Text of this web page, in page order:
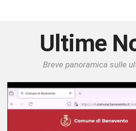
Ultime
Breve panoramica sulle